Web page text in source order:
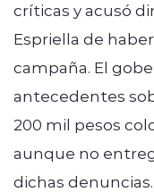
críticas y acusó
Espriella de
campaña. El
antecedentes
200 mil pesos
aunque no
dichas denuncias.